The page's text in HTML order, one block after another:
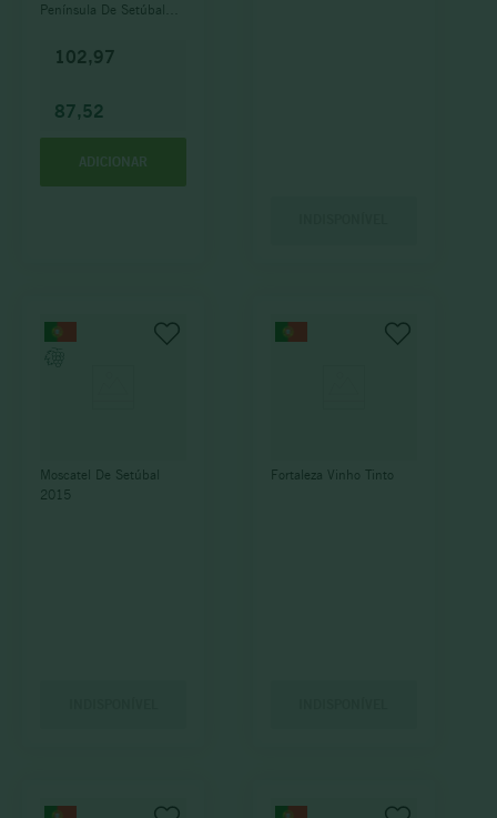
Península De Setúbal
102,97
87,52
ADICIONAR
Moscatel De Setúbal
2015
Fortaleza Vinho Tinto